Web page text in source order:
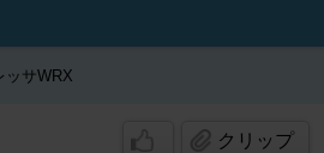
ッサWRX
クリップ